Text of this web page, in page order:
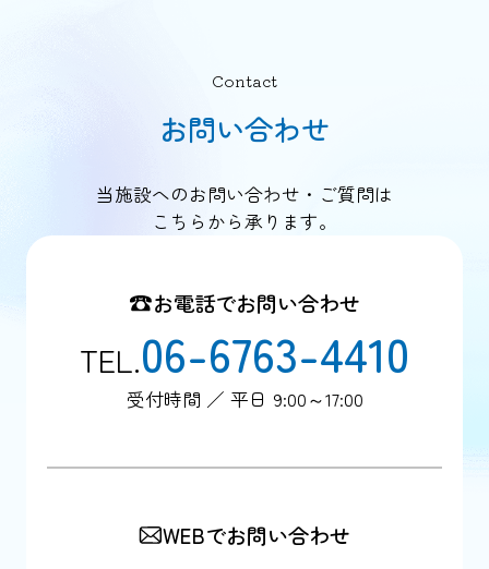
Contact
お問い合わせ
当施設へのお問い合わせ・ご質問は
こちらから承ります。
お電話でお問い合わせ
TEL.06-6763-4410
受付時間 ／ 平日 9:00～17:00
WEBでお問い合わせ